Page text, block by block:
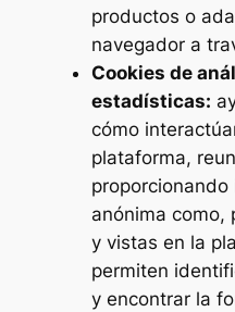
productos o
navegador a
Cookies de
estadísticas:
cómo
plataforma,
anónima como,
y vistas en la
permiten
y encontrar la